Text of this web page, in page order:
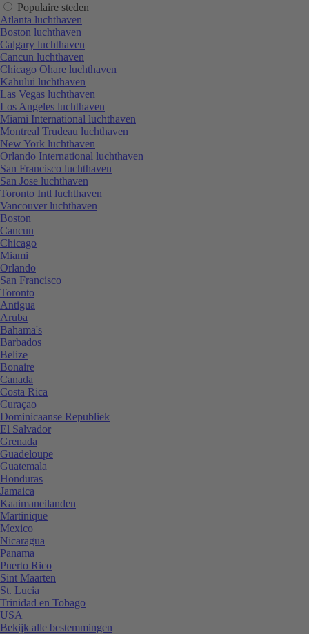
Populaire steden
Atlanta luchthaven
Boston luchthaven
Calgary luchthaven
Cancun luchthaven
Chicago Ohare luchthaven
Kahului luchthaven
Las Vegas luchthaven
Los Angeles luchthaven
Miami International luchthaven
Montreal Trudeau luchthaven
New York luchthaven
Orlando International luchthaven
San Francisco luchthaven
San Jose luchthaven
Toronto Intl luchthaven
Vancouver luchthaven
Boston
Cancun
Chicago
Miami
Orlando
San Francisco
Toronto
Antigua
Aruba
Bahama's
Barbados
Belize
Bonaire
Canada
Costa Rica
Curaçao
Dominicaanse Republiek
El Salvador
Grenada
Guadeloupe
Guatemala
Honduras
Jamaica
Kaaimaneilanden
Martinique
Mexico
Nicaragua
Panama
Puerto Rico
Sint Maarten
St. Lucia
Trinidad en Tobago
USA
Bekijk alle bestemmingen